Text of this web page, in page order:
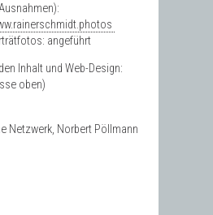
angeführt
Inhalt und Web-Design:
oben)
Netzwerk, Norbert Pöllmann